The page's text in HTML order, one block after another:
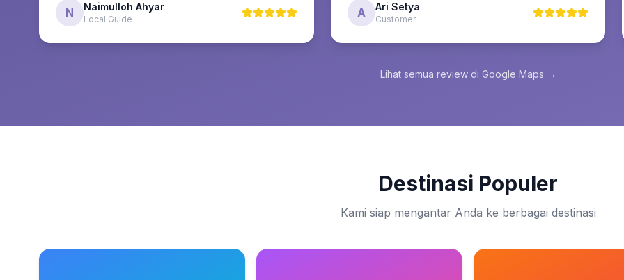
N Naimulloh Ahyar
Local Guide A Ari Setya
Customer
Lihat semua review di Google Maps →
Destinasi Populer
Kami siap mengantar Anda ke berbagai destinasi